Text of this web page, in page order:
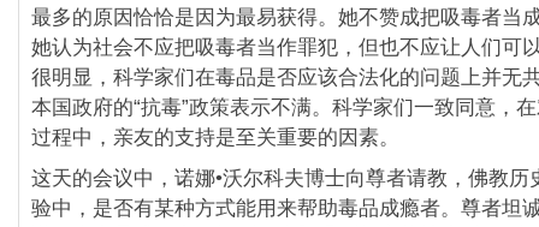
最多的原因恰恰是因为最易获得。她不赞成把吸毒者当
她认为社会不应把吸毒者当作罪犯，但也不应让人们可
很明显，科学家们在毒品是否应该合法化的问题上并无
本国政府的“抗毒”政策表示不满。科学家们一致同意，
过程中，亲友的支持是至关重要的因素。
这天的会议中，诺娜•沃尔科夫博士向尊者请教，佛教历
验中，是否有某种方式能用来帮助毒品成瘾者。尊者坦